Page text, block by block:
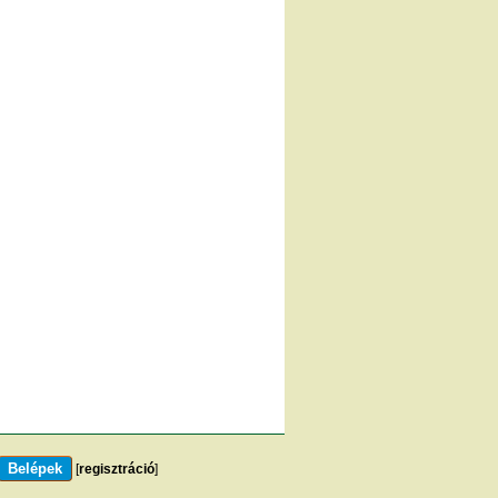
[regisztráció]